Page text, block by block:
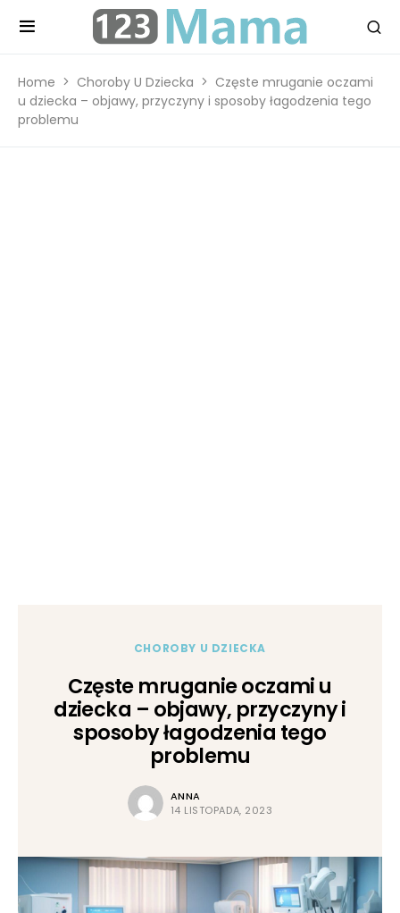
Home Choroby U Dziecka
Częste mruganie oczami
u dziecka – objawy, przyczyny i sposoby łagodzenia tego
problemu
CHOROBY U DZIECKA
Częste mruganie oczami u
dziecka – objawy, przyczyny i
sposoby łagodzenia tego
problemu
ANNA
14 LISTOPADA, 2023